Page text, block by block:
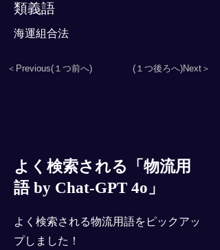
類義語
海運組合法
＜Previous(１つ前へ) (１つ後ろへ)Next＞
よく検索される「物流用
語 by Chat-GPT 4o」
よく検索される物流用語をピックアッ
プしました！